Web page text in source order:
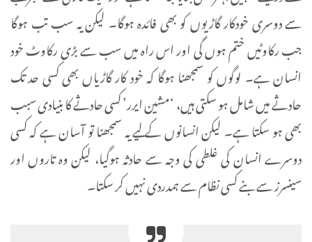
سے دوسری خودکار گاڑیوں کو بھی فائدہ ہوگا۔ لیکن یہ سب تب ہوگا
جب رکاوٹیں ختم ہوں گی اور اس راہ میں سب سے بڑی رکاوٹ خود
انسان ہے۔ لوگوں کو سمجھنا ہوگا کہ خود کار گاڑیاں بھی کسی حد تک
حادثے میں شامل ہو سکتی ہیں، ‘مشین ایرر’ کسی حادثے کا بنیادی سبب
بھی ہو سکتا ہے۔ لیکن انسانوں کے لیے یہ سمجھنا تو آسان ہے کہ کسی
دوسرے انسان کی غلطی کی وجہ سے حادثہ ہوگیا، لیکن وہ تاروں اور
سینسرز سے بنے کسی نظام سے ہمدردی نہیں کر سکتا۔